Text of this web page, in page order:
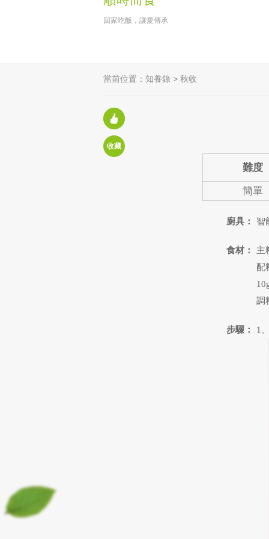
回家吃飯，讓愛傳承
當前位置： 知養錄 > 秋收
50
收藏
難度
簡單
廚具： 智
食材：
主
配
調
步驟： 1